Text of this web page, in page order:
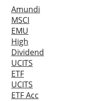
Amundi
MSCI
EMU
High
Dividend
UCITS
ETF
UCITS
ETF Acc